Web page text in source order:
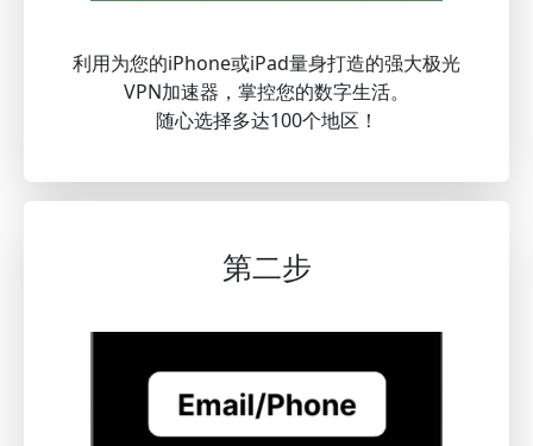
利用为您的iPhone或iPad量身打造的强大极光
VPN加速器，掌控您的数字生活。
随心选择多达100个地区！
第二步